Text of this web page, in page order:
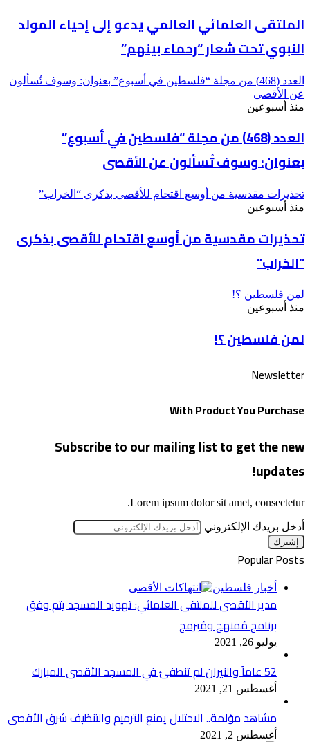
الملتقى العلمائي العالمي يدعو إلى إحياء المولد
النبوي تحت شعار “رحماء بينهم”
العدد (468) من مجلة “فلسطين في أسبوع” بعنوان: وسوف تُسألون
عن الأقصى
منذ أسبوعين
العدد (468) من مجلة “فلسطين في أسبوع”
بعنوان: وسوف تُسألون عن الأقصى
تحذيرات مقدسية من أوسع اقتحام للأقصى بذكرى “الخراب”
منذ أسبوعين
تحذيرات مقدسية من أوسع اقتحام للأقصى بذكرى
“الخراب”
لمن فلسطين ؟!
منذ أسبوعين
لمن فلسطين ؟!
Newsletter
With Product You Purchase
Subscribe to our mailing list to get the new
updates!
Lorem ipsum dolor sit amet, consectetur.
أدخل بريدك الإلكتروني
Popular Posts
أخبار فلسطين
مدير الأقصى للملتقى العلمائي: تهويد المسجد يتم وفق
برنامج مُمنهج ومُبرمج
يوليو 26, 2021
52 عاماً والنيران لم تنطفئ في المسجد الأقصى المبارك
أغسطس 21, 2021
مشاهد مؤلمة.. الاحتلال يمنع الترميم والتنظيف شرق الأقصى
أغسطس 2, 2021